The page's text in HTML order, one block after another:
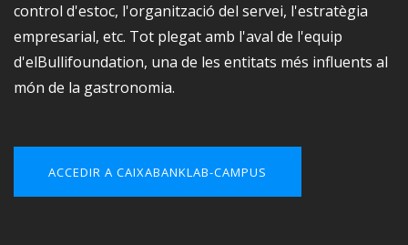
control d'estoc, l'organització del servei, l'estratègia
empresarial, etc. Tot plegat amb l'aval de l'equip
d'elBullifoundation, una de les entitats més influents al
món de la gastronomia.
ACCEDIR A CAIXABANKLAB-CAMPUS